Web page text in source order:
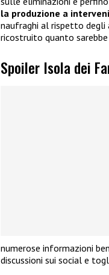
la produzione a
naufraghi al rispetto degli
ricostruito quanto
Spoiler Isola dei
numerose informazioni
discussioni sui social e